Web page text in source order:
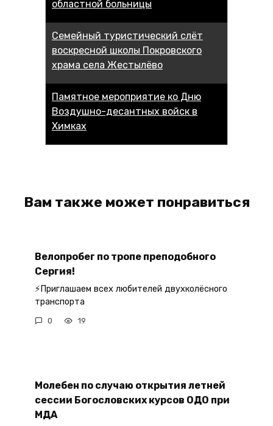
областной больницы
Семейный туристический слёт
воскресной школы Покровского
храма села Жестылёво
Памятное мероприятие ко Дню
Воздушно-десантных войск в
Химках
Вам также может понравиться
Велопробег по тропе преподобного
Сергия!
⚡Приглашаем всех любителей двухколёсного
транспорта
0 19
Молебен по случаю открытия летней
сессии Богословских курсов ОДО при
МДА